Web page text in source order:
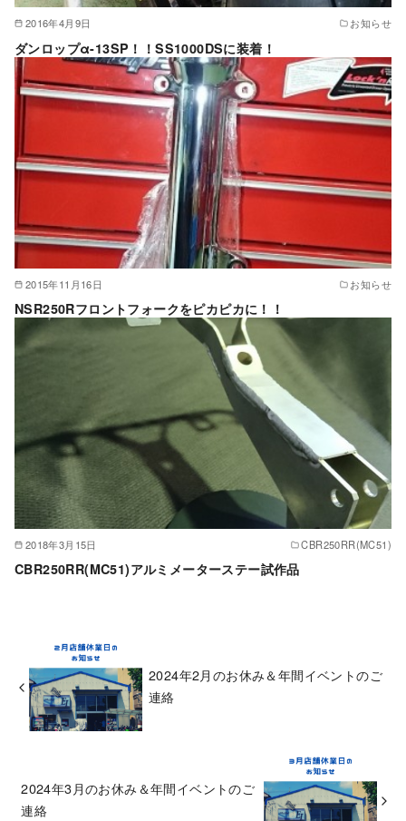
2016年4月9日 お知らせ
ダンロップα-13SP！！SS1000DSに装着！
2015年11月16日 お知らせ
NSR250Rフロントフォークをピカピカに！！
2018年3月15日 CBR250RR(MC51)
CBR250RR(MC51)アルミメーターステー試作品
2024年2月のお休み＆年間イベントのご
連絡
2024年3月のお休み＆年間イベントのご
連絡